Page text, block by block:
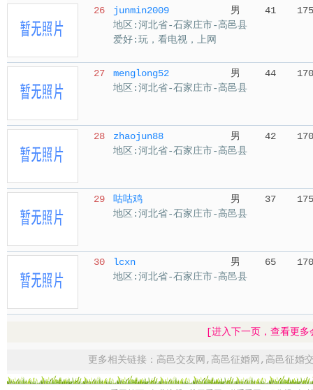
26 junmin2009 男 41
175
地区:河北省-石家庄市-高邑县
爱好:玩，看电视，上网
27 menglong52 男 44
170
地区:河北省-石家庄市-高邑县
28 zhaojun88 男 42
170
地区:河北省-石家庄市-高邑县
29 咕咕鸡 男 37
175
地区:河北省-石家庄市-高邑县
30 lcxn 男 65
170
地区:河北省-石家庄市-高邑县
[进入下一页，查看更
更多相关链接： 高邑交友网 , 高邑征婚网 , 高邑征婚